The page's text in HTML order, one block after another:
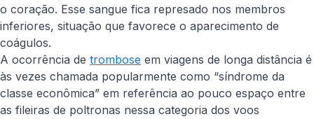
o coração. Esse sangue fica represado nos membros
inferiores, situação que favorece o aparecimento de
coágulos.
A ocorrência de trombose em viagens de longa distância é
às vezes chamada popularmente como “síndrome da
classe econômica” em referência ao pouco espaço entre
as fileiras de poltronas nessa categoria dos voos